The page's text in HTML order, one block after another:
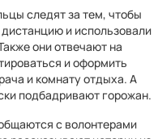
следят за тем, чтобы
и использовали
они отвечают на
и оформить
и комнату отдыха. А
подбадривают горожан.
с волонтерами